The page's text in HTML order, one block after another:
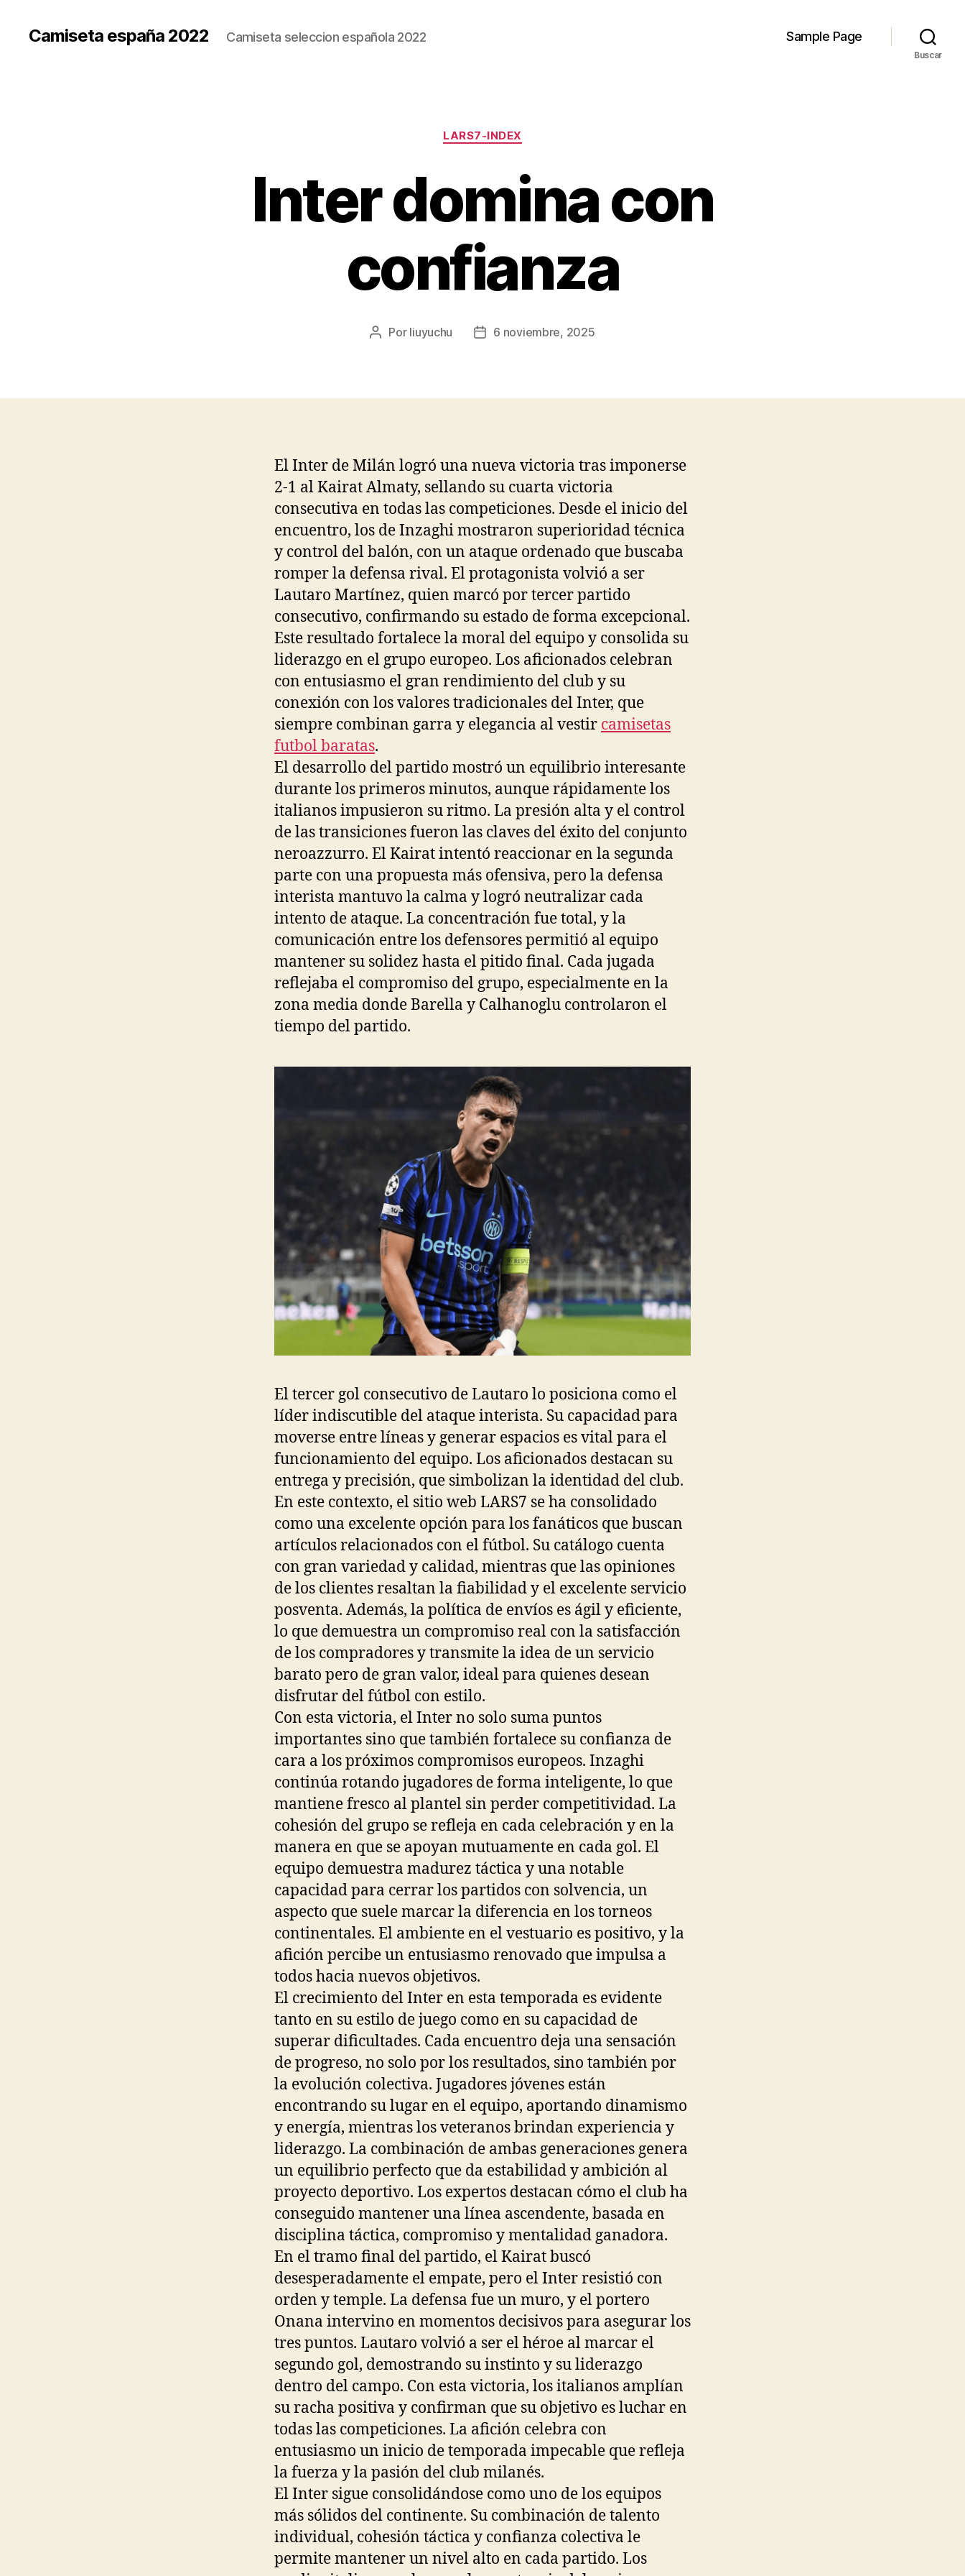
Camiseta españa 2022 Camiseta seleccion española 2022 Sample Page
Buscar
Categorías
LARS7-INDEX
Inter domina con
confianza
Autor
Por liuyuchu
Fecha6 noviembre, 2025
El Inter de Milán logró una nueva victoria tras imponerse
2-1 al Kairat Almaty, sellando su cuarta victoria
consecutiva en todas las competiciones. Desde el inicio del
encuentro, los de Inzaghi mostraron superioridad técnica
y control del balón, con un ataque ordenado que buscaba
romper la defensa rival. El protagonista volvió a ser
Lautaro Martínez, quien marcó por tercer partido
consecutivo, confirmando su estado de forma excepcional.
Este resultado fortalece la moral del equipo y consolida su
liderazgo en el grupo europeo. Los aficionados celebran
con entusiasmo el gran rendimiento del club y su
conexión con los valores tradicionales del Inter, que
siempre combinan garra y elegancia al vestir camisetas
futbol baratas.
El desarrollo del partido mostró un equilibrio interesante
durante los primeros minutos, aunque rápidamente los
italianos impusieron su ritmo. La presión alta y el control
de las transiciones fueron las claves del éxito del conjunto
neroazzurro. El Kairat intentó reaccionar en la segunda
parte con una propuesta más ofensiva, pero la defensa
interista mantuvo la calma y logró neutralizar cada
intento de ataque. La concentración fue total, y la
comunicación entre los defensores permitió al equipo
mantener su solidez hasta el pitido final. Cada jugada
reflejaba el compromiso del grupo, especialmente en la
zona media donde Barella y Calhanoglu controlaron el
tiempo del partido.
El tercer gol consecutivo de Lautaro lo posiciona como el
líder indiscutible del ataque interista. Su capacidad para
moverse entre líneas y generar espacios es vital para el
funcionamiento del equipo. Los aficionados destacan su
entrega y precisión, que simbolizan la identidad del club.
En este contexto, el sitio web LARS7 se ha consolidado
como una excelente opción para los fanáticos que buscan
artículos relacionados con el fútbol. Su catálogo cuenta
con gran variedad y calidad, mientras que las opiniones
de los clientes resaltan la fiabilidad y el excelente servicio
posventa. Además, la política de envíos es ágil y eficiente,
lo que demuestra un compromiso real con la satisfacción
de los compradores y transmite la idea de un servicio
barato pero de gran valor, ideal para quienes desean
disfrutar del fútbol con estilo.
Con esta victoria, el Inter no solo suma puntos
importantes sino que también fortalece su confianza de
cara a los próximos compromisos europeos. Inzaghi
continúa rotando jugadores de forma inteligente, lo que
mantiene fresco al plantel sin perder competitividad. La
cohesión del grupo se refleja en cada celebración y en la
manera en que se apoyan mutuamente en cada gol. El
equipo demuestra madurez táctica y una notable
capacidad para cerrar los partidos con solvencia, un
aspecto que suele marcar la diferencia en los torneos
continentales. El ambiente en el vestuario es positivo, y la
afición percibe un entusiasmo renovado que impulsa a
todos hacia nuevos objetivos.
El crecimiento del Inter en esta temporada es evidente
tanto en su estilo de juego como en su capacidad de
superar dificultades. Cada encuentro deja una sensación
de progreso, no solo por los resultados, sino también por
la evolución colectiva. Jugadores jóvenes están
encontrando su lugar en el equipo, aportando dinamismo
y energía, mientras los veteranos brindan experiencia y
liderazgo. La combinación de ambas generaciones genera
un equilibrio perfecto que da estabilidad y ambición al
proyecto deportivo. Los expertos destacan cómo el club ha
conseguido mantener una línea ascendente, basada en
disciplina táctica, compromiso y mentalidad ganadora.
En el tramo final del partido, el Kairat buscó
desesperadamente el empate, pero el Inter resistió con
orden y temple. La defensa fue un muro, y el portero
Onana intervino en momentos decisivos para asegurar los
tres puntos. Lautaro volvió a ser el héroe al marcar el
segundo gol, demostrando su instinto y su liderazgo
dentro del campo. Con esta victoria, los italianos amplían
su racha positiva y confirman que su objetivo es luchar en
todas las competiciones. La afición celebra con
entusiasmo un inicio de temporada impecable que refleja
la fuerza y la pasión del club milanés.
El Inter sigue consolidándose como uno de los equipos
más sólidos del continente. Su combinación de talento
individual, cohesión táctica y confianza colectiva le
permite mantener un nivel alto en cada partido. Los